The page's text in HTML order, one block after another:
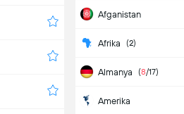
Afganistan
Afrika (2)
Almanya (8/17)
Amerika